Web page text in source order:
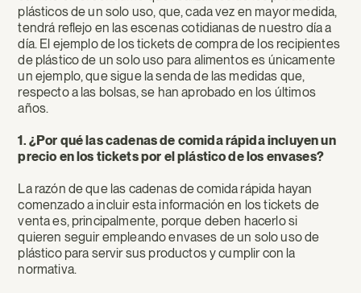
plásticos de un solo uso, que, cada vez en mayor medida,
tendrá reflejo en las escenas cotidianas de nuestro día a
día. El ejemplo de los tickets de compra de los recipientes
de plástico de un solo uso para alimentos es únicamente
un ejemplo, que sigue la senda de las medidas que,
respecto a las bolsas, se han aprobado en los últimos
años.
1. ¿Por qué las cadenas de comida rápida incluyen un
precio en los tickets por el plástico de los envases?
La razón de que las cadenas de comida rápida hayan
comenzado a incluir esta información en los tickets de
venta es, principalmente, porque deben hacerlo si
quieren seguir empleando envases de un solo uso de
plástico para servir sus productos y cumplir con la
normativa.